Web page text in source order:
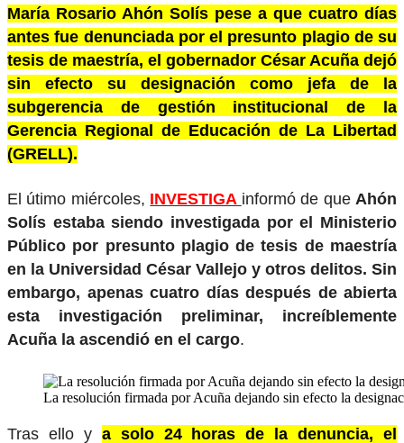
María Rosario Ahón Solís pese a que cuatro días
antes fue denunciada por el presunto plagio de su
tesis de maestría, el gobernador César Acuña dejó
sin efecto su designación como jefa de la
subgerencia de gestión institucional de la
Gerencia Regional de Educación de La Libertad
(GRELL).
El útimo miércoles, INVESTIGA informó de queAhón
Solís estaba siendo investigada por el Ministerio
Público por presunto plagio de tesis de maestría
en la Universidad César Vallejo y otros delitos. Sin
embargo, apenas cuatro días después de abierta
esta investigación preliminar, increíblemente
Acuña la ascendió en el cargo.
La resolución firmada por Acuña dejando sin efecto la
Tras ello y a solo 24 horas de la denuncia, el